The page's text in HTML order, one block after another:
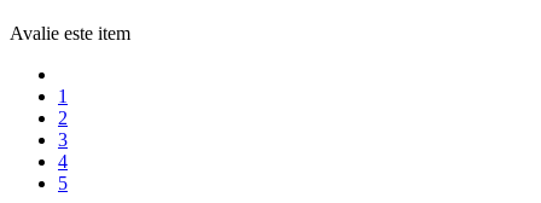
Avalie este item
1
2
3
4
5